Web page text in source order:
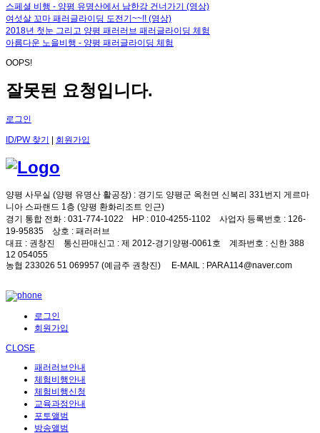
스페셜 비행 - 양평 유명산에서 남한강 건너가기 (영상)
여섯살 꼬마 패러글라이딩 도전기~~!! (영상)
2018년 첫눈 그리고 양평 패러러브 패러글라이딩 체험
아름다운 노을비행 - 양평 패러글라이딩 체험
OOPS!
잘못된 요청입니다.
로그인
ID/PW 찾기 | 회원가입
양평 사무실 (양평 유명산 활공장) : 경기도 양평군 옥천면 신복리 331번지 게르마
니아 스파랜드 1층 (양평 환화리조트 인근)
경기 통합 전화 : 031-774-1022 HP : 010-4255-1102 사업자 등록번호 : 126-
19-95835 상호 : 패러러브
대표 : 권창진 통신판매신고 : 제 2012-경기양평-0061호 계좌번호 : 신한 388
12 054055
농협 233026 51 069957 (예금주 권창진)
E-MAIL : PARA114@naver.com
로그인
회원가입
CLOSE
패러러브안내
체험비행안내
체험비행신청
교육과정안내
포토앨범
방송앨범